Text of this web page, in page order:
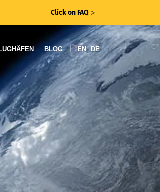
Click on FAQ ᐳ
BLOG | EN DE